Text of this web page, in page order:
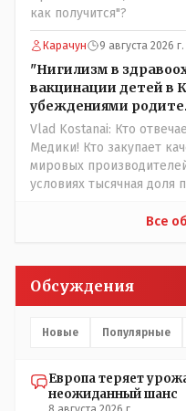
депутат Верховного
партии коммунстов- он
НЕОДНОКРАТНО,
Назарбая и предлагал
поста Президента.
как получится"?
Карачун 9 августа 2026
"Нигилизм в
вакцинации детей в
убеждениями
Vlad Kostanai: Кто
Медики! Кто закупает
мировых
условиях тысячная доля
прививки. Бумага нужна
люди и отказываются и
прививал.Лично я вам и
частотности появления
естественный отбор.
Все
Обсуждения
Новые Популярные
Европа теряет
неожиданный шанс